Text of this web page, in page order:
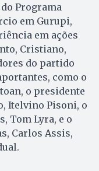
Programa
em Gurupi,
em ações
Cristiano,
do partido
como o
o presidente
Itelvino Pisoni, o
Tom Lyra, e o
Carlos Assis,